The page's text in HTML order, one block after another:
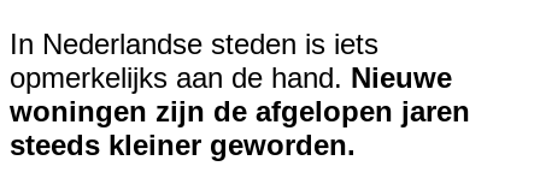
In Nederlandse steden is iets
opmerkelijks aan de hand. Nieuwe
woningen zijn de afgelopen jaren
steeds kleiner geworden.